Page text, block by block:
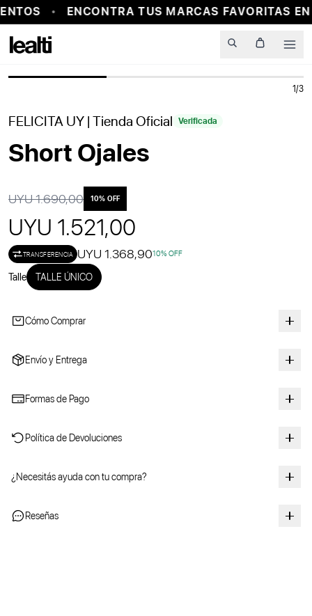
ENCONTRA TUS MARCAS FAVORITAS
PROBADOR VIRTUAL
1/3
FELICITA UY | Tienda Oficial Verificada
Short Ojales
UYU 1.690,00 10% OFF
UYU 1.521,00
TRANSFERENCIA UYU 1.368,9010% OFF
Talle TALLE ÚNICO
Cómo Comprar
Envío y Entrega
Formas de Pago
Política de Devoluciones
¿Necesitás ayuda con tu compra?
Reseñas